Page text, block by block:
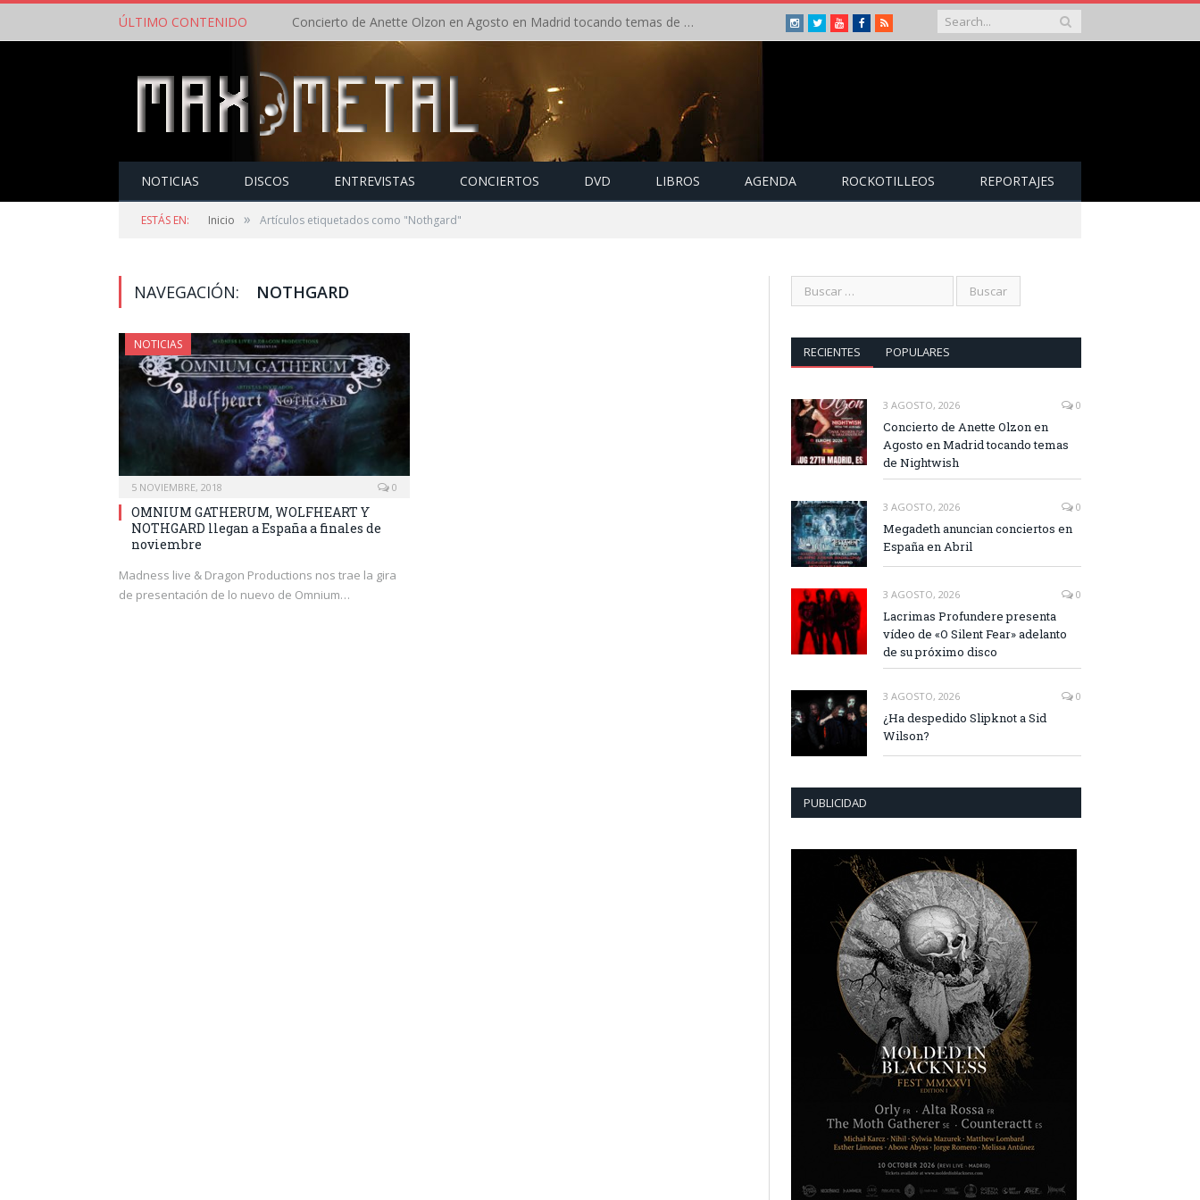
ÚLTIMO CONTENIDO Concierto de Anette Olzon en Agosto en Madrid tocando temas de Nightwish Instagram
TwitterYoutubeFacebook
RSS
NOTICIAS DISCOS ENTREVISTAS CONCIERTOS DVD LIBROS AGENDA ROCKOTILLEOS REPORTAJES
ESTÁS EN: Inicio » Artículos etiquetados como "Nothgard"
NAVEGACIÓN: NOTHGARD
NOTICIAS
5 NOVIEMBRE, 2018 0
OMNIUM GATHERUM, WOLFHEART Y
NOTHGARD llegan a España a finales de
noviembre
Madness live & Dragon Productions nos trae la gira
de presentación de lo nuevo de Omnium…
RECIENTES POPULARES
3 AGOSTO, 2026 0
Concierto de Anette Olzon en
Agosto en Madrid tocando temas
de Nightwish
3 AGOSTO, 2026 0
Megadeth anuncian conciertos en
España en Abril
3 AGOSTO, 2026 0
Lacrimas Profundere presenta
vídeo de «O Silent Fear» adelanto
de su próximo disco
3 AGOSTO, 2026 0
¿Ha despedido Slipknot a Sid
Wilson?
PUBLICIDAD